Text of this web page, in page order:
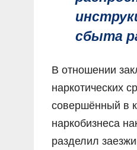
сбыта
В отношении
наркотических
совершённый в
наркобизнеса
разделил